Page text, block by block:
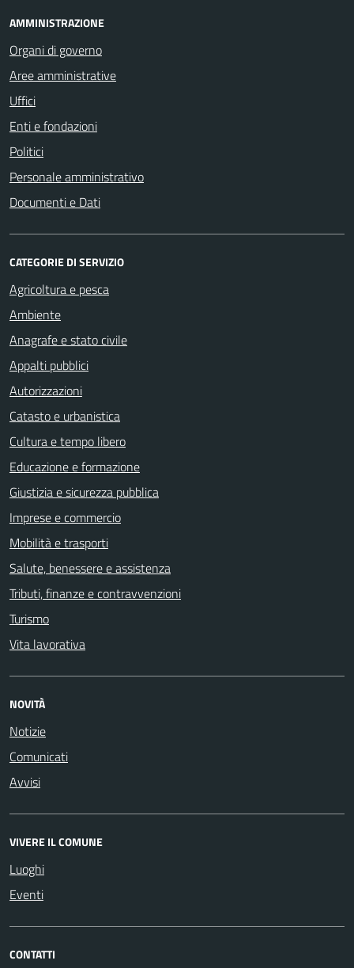
AMMINISTRAZIONE
Organi di governo
Aree amministrative
Uffici
Enti e fondazioni
Politici
Personale amministrativo
Documenti e Dati
CATEGORIE DI SERVIZIO
Agricoltura e pesca
Ambiente
Anagrafe e stato civile
Appalti pubblici
Autorizzazioni
Catasto e urbanistica
Cultura e tempo libero
Educazione e formazione
Giustizia e sicurezza pubblica
Imprese e commercio
Mobilità e trasporti
Salute, benessere e assistenza
Tributi, finanze e contravvenzioni
Turismo
Vita lavorativa
NOVITÀ
Notizie
Comunicati
Avvisi
VIVERE IL COMUNE
Luoghi
Eventi
CONTATTI